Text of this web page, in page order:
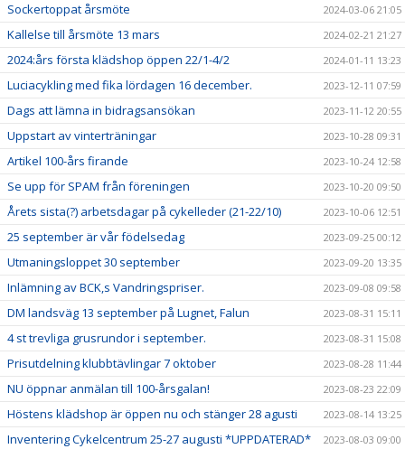
Sockertoppat årsmöte 2024-03-06 21:05
Kallelse till årsmöte 13 mars 2024-02-21 21:27
2024:års första klädshop öppen 22/1-4/2 2024-01-11 13:23
Luciacykling med fika lördagen 16 december. 2023-12-11 07:59
Dags att lämna in bidragsansökan 2023-11-12 20:55
Uppstart av vinterträningar 2023-10-28 09:31
Artikel 100-års firande 2023-10-24 12:58
Se upp för SPAM från föreningen 2023-10-20 09:50
Årets sista(?) arbetsdagar på cykelleder (21-22/10) 2023-10-06 12:51
25 september är vår födelsedag 2023-09-25 00:12
Utmaningsloppet 30 september 2023-09-20 13:35
Inlämning av BCK,s Vandringspriser. 2023-09-08 09:58
DM landsväg 13 september på Lugnet, Falun 2023-08-31 15:11
4 st trevliga grusrundor i september. 2023-08-31 15:08
Prisutdelning klubbtävlingar 7 oktober 2023-08-28 11:44
NU öppnar anmälan till 100-årsgalan! 2023-08-23 22:09
Höstens klädshop är öppen nu och stänger 28 agusti 2023-08-14 13:25
Inventering Cykelcentrum 25-27 augusti *UPPDATERAD* 2023-08-03 09:00